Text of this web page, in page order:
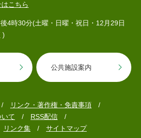
こちら
4時30分(土曜・日曜・祝日・12月29日
)
公共施設案内
リンク・著作権・免責事項
て
RSS配信
リンク集 サイトマップ